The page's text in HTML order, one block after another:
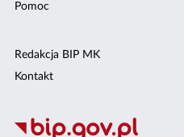
Pomoc
Redakcja BIP MK
Kontakt